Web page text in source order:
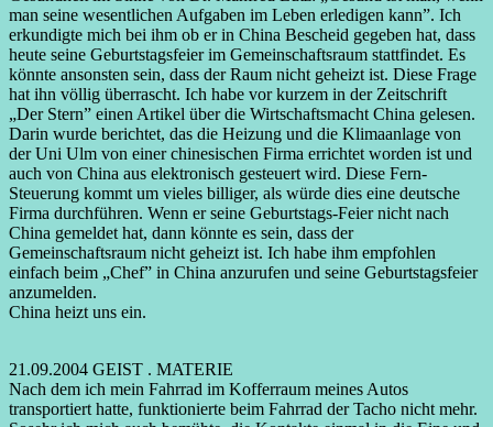
man seine wesentlichen Aufgaben im Leben erledigen kann”. Ich
erkundigte mich bei ihm ob er in China Bescheid gegeben hat, dass
heute seine Geburtstagsfeier im Gemeinschaftsraum stattfindet. Es
könnte ansonsten sein, dass der Raum nicht geheizt ist. Diese Frage
hat ihn völlig überrascht. Ich habe vor kurzem in der Zeitschrift
„Der Stern” einen Artikel über die Wirtschaftsmacht China gelesen.
Darin wurde berichtet, das die Heizung und die Klimaanlage von
der Uni Ulm von einer chinesischen Firma errichtet worden ist und
auch von China aus elektronisch gesteuert wird. Diese Fern-
Steuerung kommt um vieles billiger, als würde dies eine deutsche
Firma durchführen. Wenn er seine Geburtstags-Feier nicht nach
China gemeldet hat, dann könnte es sein, dass der
Gemeinschaftsraum nicht geheizt ist. Ich habe ihm empfohlen
einfach beim „Chef” in China anzurufen und seine Geburtstagsfeier
anzumelden.
China heizt uns ein.
21.09.2004 GEIST . MATERIE
Nach dem ich mein Fahrrad im Kofferraum meines Autos
transportiert hatte, funktionierte beim Fahrrad der Tacho nicht mehr.